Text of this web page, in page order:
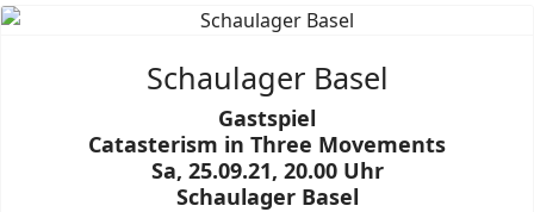
Schaulager Basel
Gastspiel
Catasterism in Three Movements
Sa, 25.09.21, 20.00 Uhr
Schaulager Basel